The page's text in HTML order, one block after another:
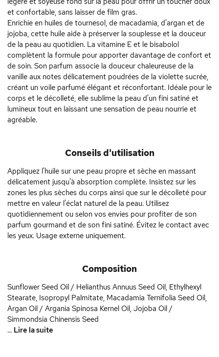
et confortable, sans laisser de film gras.
Enrichie en huiles de tournesol, de macadamia, d'argan et de
jojoba, cette huile aide à préserver la souplesse et la douceur
de la peau au quotidien. La vitamine E et le bisabolol
complètent la formule pour apporter davantage de confort et
de soin. Son parfum associe la douceur chaleureuse de la
vanille aux notes délicatement poudrées de la violette sucrée,
créant un voile parfumé élégant et réconfortant. Idéale pour le
corps et le décolleté, elle sublime la peau d'un fini satiné et
lumineux tout en laissant une sensation de peau nourrie et
agréable.
Conseils d'utilisation
Appliquez l'huile sur une peau propre et sèche en massant
délicatement jusqu'à absorption complète. Insistez sur les
zones les plus sèches du corps ainsi que sur le décolleté pour
mettre en valeur l'éclat naturel de la peau. Utilisez
quotidiennement ou selon vos envies pour profiter de son
parfum gourmand et de son fini satiné. Évitez le contact avec
les yeux. Usage externe uniquement.
Composition
Sunflower Seed Oil / Helianthus Annuus Seed Oil, Ethylhexyl
Stearate, Isopropyl Palmitate, Macadamia Ternifolia Seed Oil,
Argan Oil / Argania Spinosa Kernel Oil, Jojoba Oil /
Simmondsia Chinensis Seed
... Lire la suite